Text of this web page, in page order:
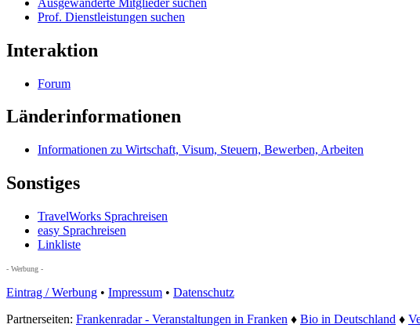
Prof. Dienstleistungen suchen
Interaktion
Forum
Länderinformationen
Informationen zu Wirtschaft, Visum, Steuern, Bewerben, Arbeiten
Sonstiges
TravelWorks Sprachreisen
easy Sprachreisen
Linkliste
- Werbung -
Eintrag / Werbung • Impressum • Datenschutz
Partnerseiten: Frankenradar - Veranstaltungen in Franken ♦ Bio in Deutschland ♦